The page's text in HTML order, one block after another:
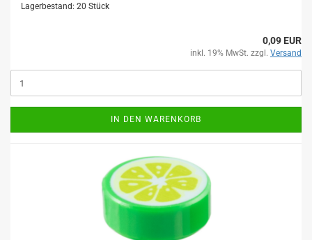
Lagerbestand: 20 Stück
0,09 EUR
inkl. 19% MwSt. zzgl. Versand
IN DEN WARENKORB